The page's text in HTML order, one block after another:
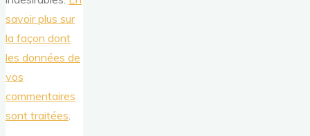
savoir plus sur
la façon dont
les données de
vos
commentaires
sont traitées